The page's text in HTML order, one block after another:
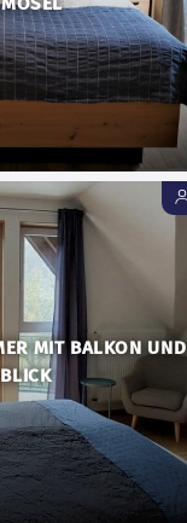
MIT BALKON UND